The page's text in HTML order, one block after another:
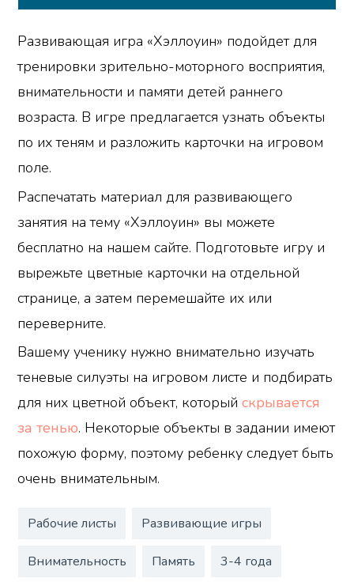
Развивающая игра «Хэллоуин» подойдет для
тренировки зрительно-моторного восприятия,
внимательности и памяти детей раннего
возраста. В игре предлагается узнать объекты
по их теням и разложить карточки на игровом
поле.
Распечатать материал для развивающего
занятия на тему «Хэллоуин» вы можете
бесплатно на нашем сайте. Подготовьте игру и
вырежьте цветные карточки на отдельной
странице, а затем перемешайте их или
переверните.
Вашему ученику нужно внимательно изучать
теневые силуэты на игровом листе и подбирать
для них цветной объект, которыйскрывается
за тенью. Некоторые объекты в задании имеют
похожую форму, поэтому ребенку следует быть
очень внимательным.
Рабочие листы Развивающие игры
Внимательность Память 3-4 года